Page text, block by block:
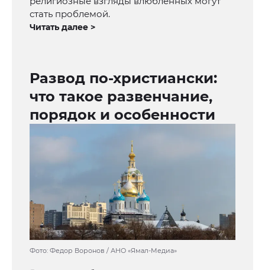
стать проблемой.
Читать далее >
Развод по-христиански:
что такое развенчание,
порядок и особенности
Фото: Федор Воронов / АНО «Ямал-Медиа»